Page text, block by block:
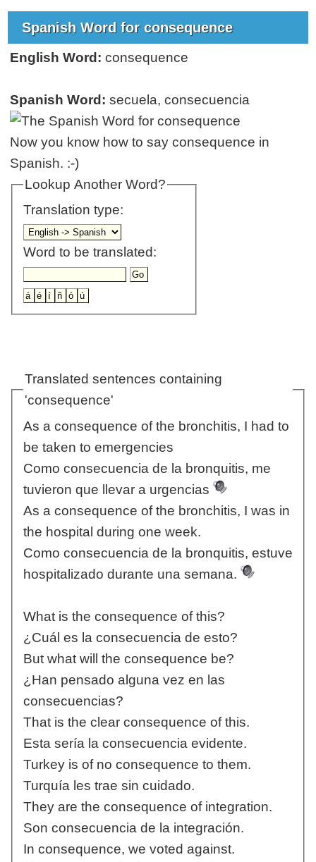
Spanish Word for consequence
English Word: consequence
Spanish Word: secuela, consecuencia
Now you know how to say consequence in
Spanish. :-)
Lookup Another Word?
Translation type:
Word to be translated:
Translated sentences containing
'consequence'
As a consequence of the bronchitis, I had to
be taken to emergencies
Como consecuencia de la bronquitis, me
tuvieron que llevar a urgencias
As a consequence of the bronchitis, I was in
the hospital during one week.
Como consecuencia de la bronquitis, estuve
hospitalizado durante una semana.
What is the consequence of this?
¿Cuál es la consecuencia de esto?
But what will the consequence be?
¿Han pensado alguna vez en las
consecuencias?
That is the clear consequence of this.
Esta sería la consecuencia evidente.
Turkey is of no consequence to them.
Turquía les trae sin cuidado.
They are the consequence of integration.
Son consecuencia de la integración.
In consequence, we voted against.